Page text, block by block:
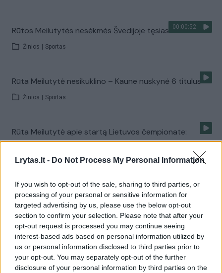
Lrytas.lt - Do Not Process My Personal Information
If you wish to opt-out of the sale, sharing to third parties, or
processing of your personal or sensitive information for
targeted advertising by us, please use the below opt-out
section to confirm your selection. Please note that after your
opt-out request is processed you may continue seeing
interest-based ads based on personal information utilized by
us or personal information disclosed to third parties prior to
your opt-out. You may separately opt-out of the further
disclosure of your personal information by third parties on the
00:00:52
Rūtos Meilutytės nesėkmės Švedijoje tęsiasi
Žinios | Sportas
Rūta Meilutytė nesikuklino – Kaune nuskynė 6 titulus
Žinios | Sportas
Rūta Meilutytė apie startą Lietuvos čempionate:
vertinu labai gerai
Žinios | Sportas
Rūta Meilutytė didina ginklų arsenalą: varžysis ne tik
plaukdama krūtine
Sportas
Paslaptis atskleista: Rūta Meilutytė papasakojo, kur
toliau tęs karjerą